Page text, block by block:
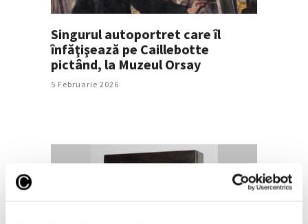
Singurul autoportret care îl
înfăţişează pe Caillebotte
pictând, la Muzeul Orsay
5 Februarie 2026